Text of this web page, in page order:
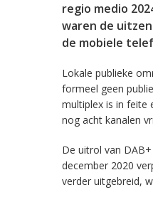
regio medio
waren de
de mobiele
Lokale publieke
formeel geen
multiplex is in feite
nog acht kanalen
De uitrol van
december 2020
verder uitgebreid,